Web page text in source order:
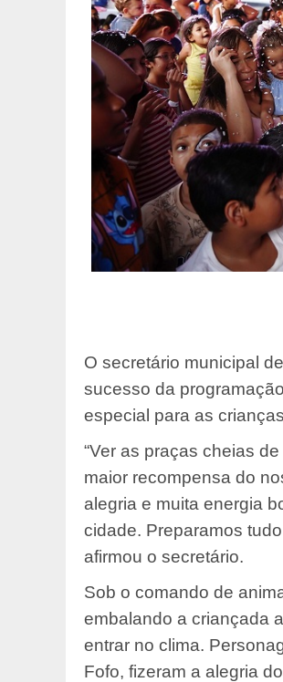
O secretário municipal
sucesso da
especial para as
“Ver as praças cheias
maior recompensa do
alegria e muita energia
cidade. Preparamos
afirmou o secretário.
Sob o comando de
embalando a criançada
entrar no clima.
Fofo, fizeram a alegria